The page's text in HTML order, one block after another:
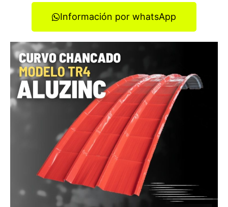
Información por whatsApp